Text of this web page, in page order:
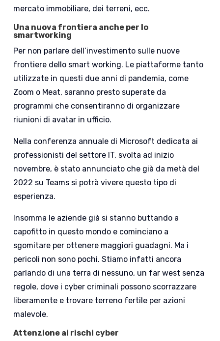
mercato immobiliare, dei terreni, ecc.
Una nuova frontiera anche per lo
smartworking
Per non parlare dell’investimento sulle nuove
frontiere dello smart working. Le piattaforme tanto
utilizzate in questi due anni di pandemia, come
Zoom o Meat, saranno presto superate da
programmi che consentiranno di organizzare
riunioni di avatar in ufficio.
Nella conferenza annuale di Microsoft dedicata ai
professionisti del settore IT, svolta ad inizio
novembre, è stato annunciato che già da metà del
2022 su Teams si potrà vivere questo tipo di
esperienza.
Insomma le aziende già si stanno buttando a
capofitto in questo mondo e cominciano a
sgomitare per ottenere maggiori guadagni. Ma i
pericoli non sono pochi. Stiamo infatti ancora
parlando di una terra di nessuno, un far west senza
regole, dove i cyber criminali possono scorrazzare
liberamente e trovare terreno fertile per azioni
malevole.
Attenzione ai rischi cyber